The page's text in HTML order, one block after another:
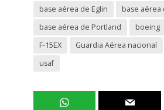
base aérea de Eglin
base aérea
base aérea de Portland
boeing
F-15EX
Guardia Aérea nacional
usaf